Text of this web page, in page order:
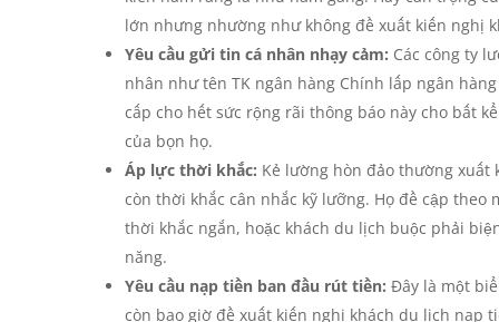
lớn nhưng nhường như không đề xuất kiến nghị
Yêu cầu gửi tin cá nhân nhạy cảm: Các công ty
nhân như tên TK ngân hàng Chính lấp ngân
cấp cho hết sức rộng rãi thông báo này cho bất
của bọn họ.
Áp lực thời khắc: Kẻ lường hòn đảo thường xuất
còn thời khắc cân nhắc kỹ lưỡng. Họ đề cập
thời khắc ngắn, hoặc khách du lịch buộc phải
năng.
Yêu cầu nạp tiền ban đầu rút tiền: Đây là một
còn bao giờ đề xuất kiến nghị khách du lịch nạp